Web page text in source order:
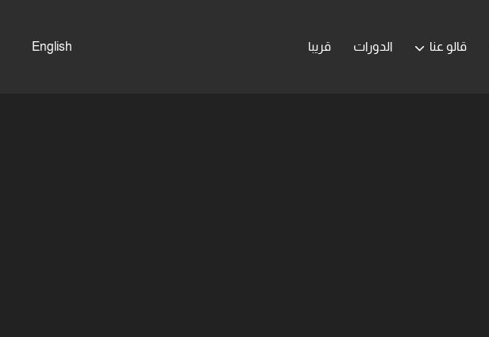
قالو عنا الدورات قريبا English